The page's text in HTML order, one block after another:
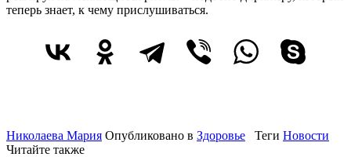
теперь знает, к чему прислушиваться.
Николаева Мария Опубликовано в Здоровье Теги Новости
Читайте также